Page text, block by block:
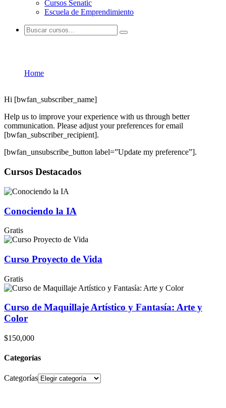
Cursos Senatic
Escuela de Emprendimiento
Home
Hi [bwfan_subscriber_name]
Help us to improve your experience with us through better
communication. Please adjust your preferences for email
[bwfan_subscriber_recipient].
[bwfan_unsubscribe_button label=”Update my preference”].
Cursos Destacados
Conociendo la IA
Gratis
Curso Proyecto de Vida
Gratis
Curso de Maquillaje Artístico y Fantasía: Arte y
Color
$150,000
Categorías
Categorías